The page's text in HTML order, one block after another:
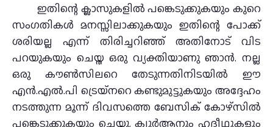
ഇതിന്റെ ക്ലാസുകളില്‍ പങ്കെടുക്കുകയും കുറെ
സംഗതികള്‍ മനസ്സിലാക്കുകയും ഇതിന്റെ പോക്ക്
ശരിയല്ല എന്ന് തിരിച്ചറിഞ്ഞ് അതിനോട് വിട
പറയുകയും ചെയ്ത ഒരു വ്യക്തിയാണു ഞാന്‍. നല്ല
ഒരു കൗണ്‍സിലറെ തേടുന്നതിനിടയില്‍ ഈ
എന്‍.എല്‍.പി ട്രെയ്‌നറെ കണ്ടുമുട്ടുകയും അദ്ദേഹം
നടത്തുന്ന മൂന്ന് ദിവസത്തെ ബേസിക് കോഴ്‌സില്‍
പങ്കെടുക്കുകയും ചെയ്തു. ക്വുര്‍ആനും ഹദീഥുകളും